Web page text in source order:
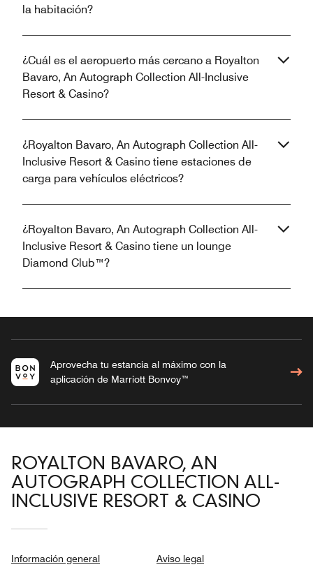
la habitación?
¿Cuál es el aeropuerto más cercano a Royalton
Bavaro, An Autograph Collection All-Inclusive
Resort & Casino?
¿Royalton Bavaro, An Autograph Collection All-
Inclusive Resort & Casino tiene estaciones de
carga para vehículos eléctricos?
¿Royalton Bavaro, An Autograph Collection All-
Inclusive Resort & Casino tiene un lounge
Diamond Club™?
Aprovecha tu estancia al máximo con la
aplicación de Marriott Bonvoy™
ROYALTON BAVARO, AN
AUTOGRAPH COLLECTION ALL-
INCLUSIVE RESORT & CASINO
Información general Aviso legal